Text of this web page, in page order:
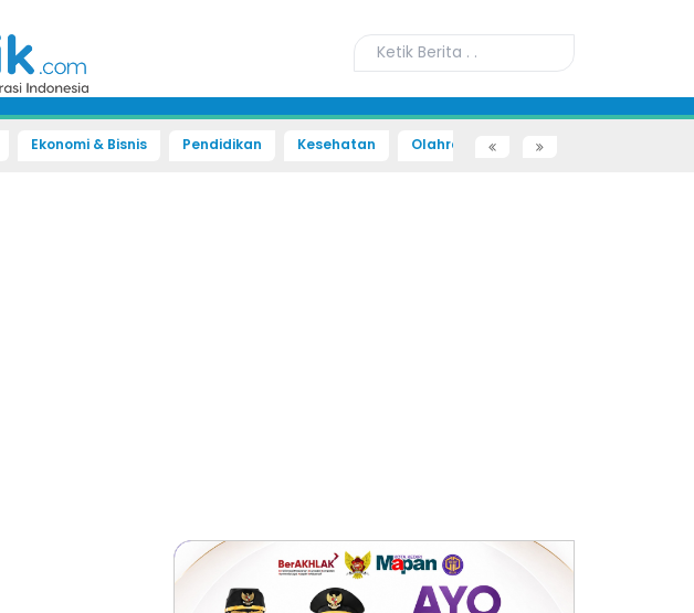
Ekonomi & Bisnis Pendidikan Kesehatan Olahraga Sains dan Teknologi